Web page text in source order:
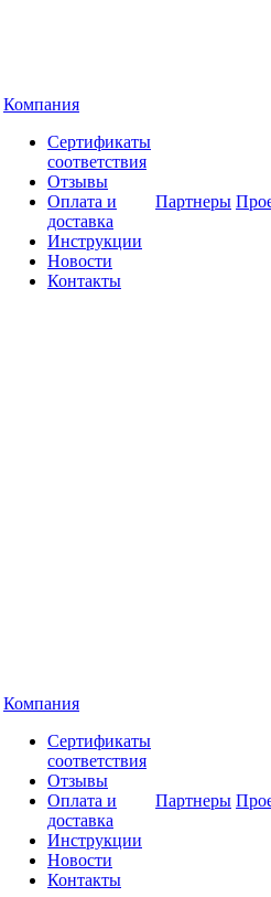
Компания
Сертификаты
соответствия
Отзывы
Оплата и
доставка
Инструкции
Новости
Контакты
Партнеры
Компания
Сертификаты
соответствия
Отзывы
Оплата и
доставка
Инструкции
Новости
Контакты
Партнеры